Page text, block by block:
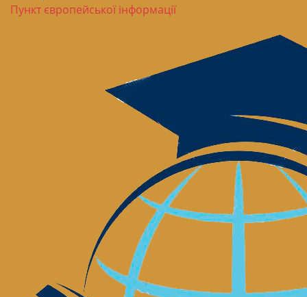
Пункт європейської інформації